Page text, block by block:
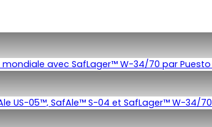
avec SafLager™ W-34/70 par
US-05™, SafAle™ S-04 et SafLager™ W-34/70